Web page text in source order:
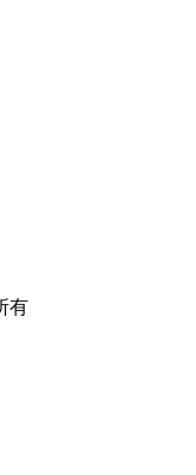
有